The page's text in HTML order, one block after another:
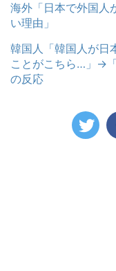
海外「日本で外国人
い理由」
韓国人「韓国人が日
ことがこちら…」→
の反応